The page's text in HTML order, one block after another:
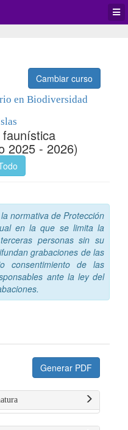
Cambiar curso
en Biodiversidad
faunística
2025 - 2026)
normativa de Protección
en la que se limita la
personas sin su
grabaciones de las
consentimiento de las
ante la ley del
Generar PDF